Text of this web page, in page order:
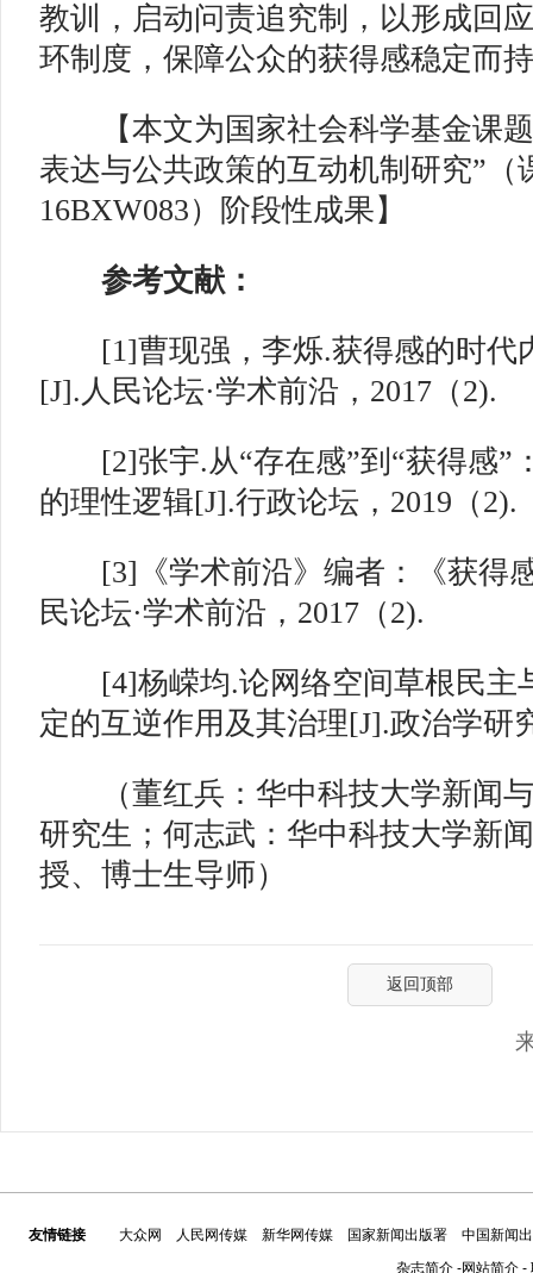
教训，启动问责追究制，以形成回
环制度，保障公众的获得感稳定而
【本文为国家社会科学基金课
表达与公共政策的互动机制研究”（
16BXW083）阶段性成果】
参考文献：
[1]曹现强，李烁.获得感的时代
[J].人民论坛·学术前沿，2017（2).
[2]张宇.从“存在感”到“获得感”
的理性逻辑[J].行政论坛，2019（2).
[3]《学术前沿》编者：《获得
民论坛·学术前沿，2017（2).
[4]杨嵘均.论网络空间草根民主
定的互逆作用及其治理[J].政治学研
（董红兵：华中科技大学新闻与
研究生；何志武：华中科技大学新
授、博士生导师）
返回顶部
友情链接 大众网 人民网传媒 新华网传媒 国家新闻出版署
中国新闻
杂志简介-网站简介-